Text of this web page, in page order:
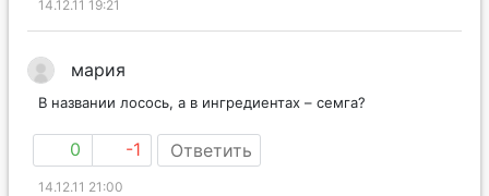
14.12.11 19:21
мария
В названии лосось, а в ингредиентах – семга?
0 -1 Ответить
14.12.11 21:00